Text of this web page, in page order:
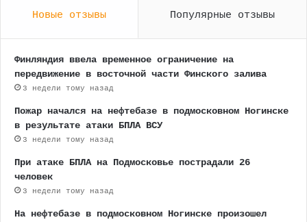
Новые отзывы Популярные отзывы
Финляндия ввела временное ограничение на
передвижение в восточной части Финского залива
3 недели тому назад
Пожар начался на нефтебазе в подмосковном Ногинске
в результате атаки БПЛА ВСУ
3 недели тому назад
При атаке БПЛА на Подмосковье пострадали 26
человек
3 недели тому назад
На нефтебазе в подмосковном Ногинске произошел